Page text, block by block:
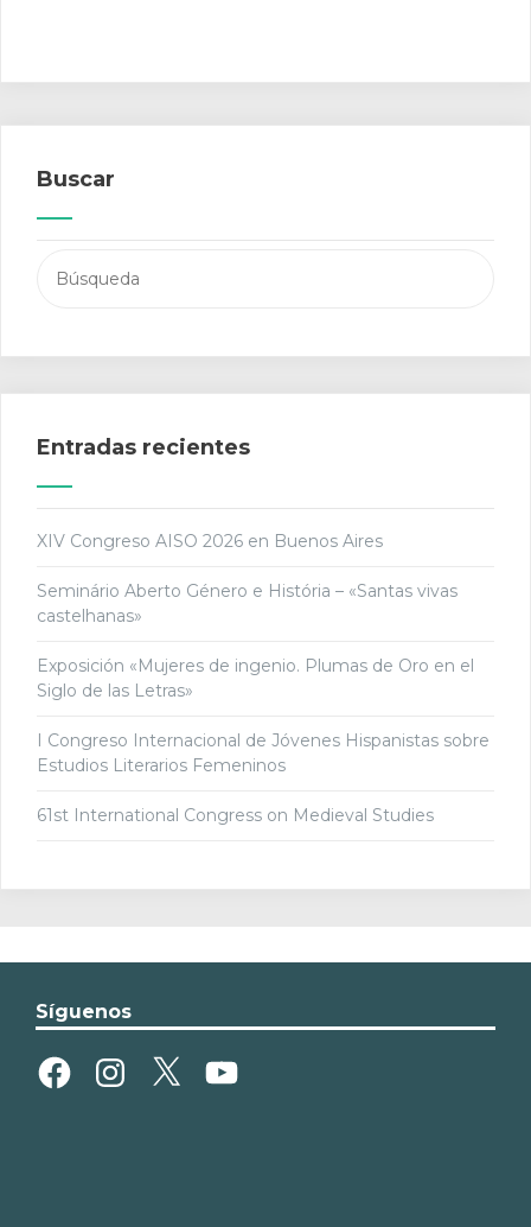
Buscar
Entradas recientes
XIV Congreso AISO 2026 en Buenos Aires
Seminário Aberto Género e História – «Santas vivas
castelhanas»
Exposición «Mujeres de ingenio. Plumas de Oro en el
Siglo de las Letras»
I Congreso Internacional de Jóvenes Hispanistas sobre
Estudios Literarios Femeninos
61st International Congress on Medieval Studies
Síguenos
FacebookInstagram
X YouTube